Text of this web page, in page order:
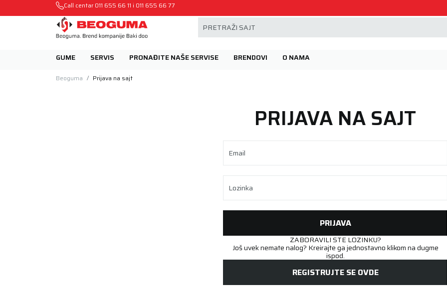
Call centar 011 655 66 11 i 011 655 66 77
Mehanika automobila u Beogumu.
PRETRAŽI SAJT
GUME SERVIS PRONAĐITE NAŠE SERVISE BRENDOVI O NAMA
Beoguma Prijava na sajt
PRIJAVA NA SAJT
Email
Lozinka
PRIJAVA
ZABORAVILI STE LOZINKU?
Još uvek nemate nalog? Kreirajte ga jednostavno klikom na dugme
ispod.
REGISTRUJTE SE OVDE